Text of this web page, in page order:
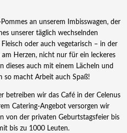
an unserem Imbisswagen, der
unserer täglich wechselnden
Fleisch oder auch vegetarisch – in der
Herzen, nicht nur für ein leckeres
dieses auch mit einem Lächeln und
so macht Arbeit auch Spaß!
betreiben wir das Café in der Celenus
Catering-Angebot versorgen wir
von der privaten Geburtstagsfeier bis
bis zu 1000 Leuten.